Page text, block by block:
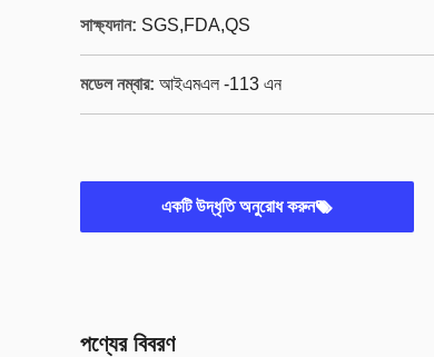
সাক্ষ্যদান: SGS,FDA,QS
মডেল নম্বার: আইএমএল -113 এন
একটি উদ্ধৃতি অনুরোধ করুন
পণ্যের বিবরণ